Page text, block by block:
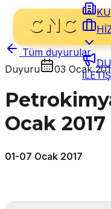
Tüm duyurular
Duyuru
03 Ocak
Ocak
01-07 Ocak 2017